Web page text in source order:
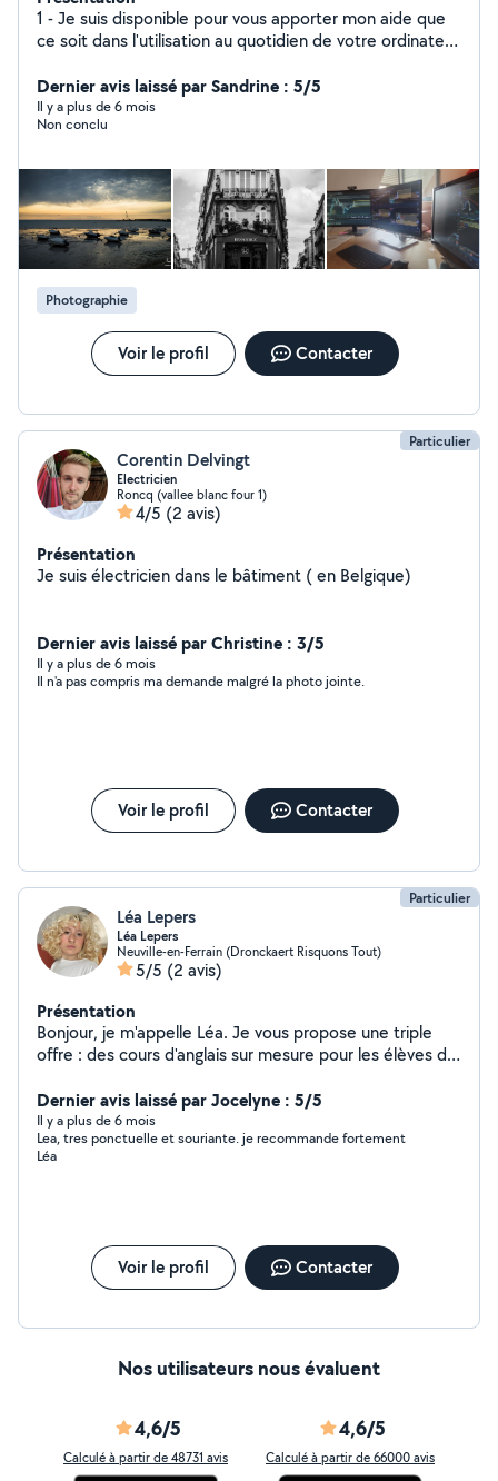
1 - Je suis disponible pour vous apporter mon aide que
ce soit dans l'utilisation au quotidien de votre ordinateur
services d'accompagnement pour des élèves qui
auraient besoin d'un coup de main en sciences (Math /
Physique / Technologie / ...). 3 - Amateur de
pour vous apprendre à utiliser un appareil correctement
et/ou pour retoucher vos photos.
Dernier avis laissé par Sandrine : 5/5
Il y a plus de 6 mois
Non conclu
Photographie
Voir le profil Contacter
Particulier
Corentin Delvingt
Electricien
Roncq (vallee blanc four 1)
4/5 (2 avis)
Présentation
Je suis électricien dans le bâtiment ( en Belgique)
Dernier avis laissé par Christine : 3/5
Il y a plus de 6 mois
Il n'a pas compris ma demande malgré la photo jointe.
Voir le profil Contacter
Particulier
Léa Lepers
Léa Lepers
Neuville-en-Ferrain (Dronckaert Risquons Tout)
5/5 (2 avis)
Présentation
Bonjour, je m'appelle Léa. Je vous propose une triple
offre : des cours d'anglais sur mesure pour les élèves de
ainsi que de la photographie en parallèle. N'hésitez pas
à me contacter afin d'obtenir davantage de détails sur la
manière dont nous pouvons travailler ensemble. Faisons
de l'apprentissage une aventure passionnante, de la
Dernier avis laissé par Jocelyne : 5/5
Il y a plus de 6 mois
Lea, tres ponctuelle et souriante. je recommande fortement
Léa
Voir le profil Contacter
Nos utilisateurs nous évaluent
4,6/5
Calculé à partir de 48731 avis
4,6/5
Calculé à partir de 66000 avis